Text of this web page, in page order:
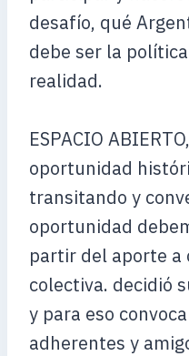
desafío, qué
debe ser la
realidad.
ESPACIO
oportunidad
transitando y
oportunidad
partir del aporte a
colectiva. decidió
y para eso
adherentes y